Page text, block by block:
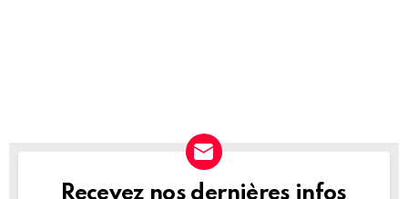
NEWSLETTER
Recevez nos dernières infos